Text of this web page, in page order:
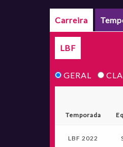
Carreira
LBF
GERAL
Temporada
LBF 2022